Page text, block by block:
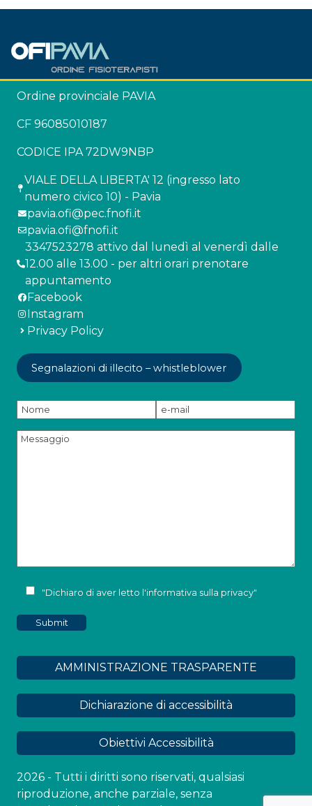
Ordine provinciale PAVIA
CF 96085010187
CODICE IPA 72DW9NBP
VIALE DELLA LIBERTA' 12 (ingresso lato
numero civico 10) - Pavia
pavia.ofi@pec.fnofi.it
pavia.ofi@fnofi.it
3347523278 attivo dal lunedì al venerdì dalle
12.00 alle 13.00 - per altri orari prenotare
appuntamento
Facebook
Instagram
Privacy Policy
Segnalazioni di illecito – whistleblower
"Dichiaro di aver letto l'informativa sulla privacy"
AMMINISTRAZIONE TRASPARENTE
Dichiarazione di accessibilità
Obiettivi Accessibilità
2026 - Tutti i diritti sono riservati, qualsiasi
riproduzione, anche parziale, senza